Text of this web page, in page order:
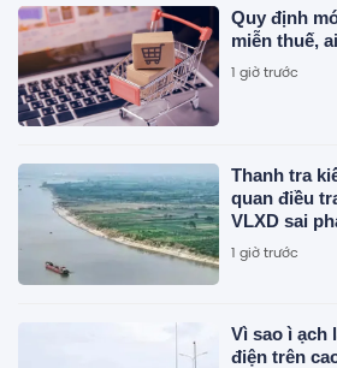
Quy định
miễn thuế,
1 giờ trước
Thanh tra
quan điều
VLXD sai
1 giờ trước
Vì sao ì ạch
điện trên